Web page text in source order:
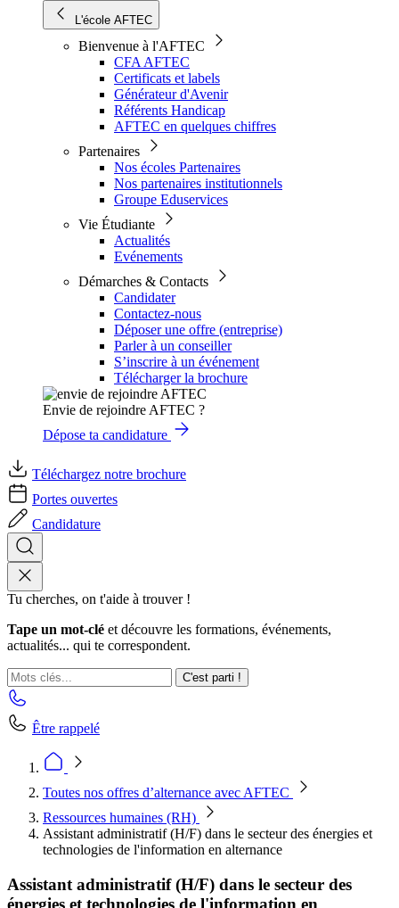
L'école AFTEC
Bienvenue à l'AFTEC
CFA AFTEC
Certificats et labels
Générateur d'Avenir
Référents Handicap
AFTEC en quelques chiffres
Partenaires
Nos écoles Partenaires
Nos partenaires institutionnels
Groupe Eduservices
Vie Étudiante
Actualités
Evénements
Démarches & Contacts
Candidater
Contactez-nous
Déposer une offre (entreprise)
Parler à un conseiller
S’inscrire à un événement
Télécharger la brochure
Envie de rejoindre AFTEC ?
Dépose ta candidature
Téléchargez notre brochure
Portes ouvertes
Candidature
Tu cherches, on t'aide à trouver !
Tape un mot-clé et découvre les formations, événements,
actualités... qui te correspondent.
C'est parti !
Être rappelé
Toutes nos offres d’alternance avec AFTEC
Ressources humaines (RH)
Assistant administratif (H/F) dans le secteur des énergies et
technologies de l'information en alternance
Assistant administratif (H/F) dans le secteur des
énergies et technologies de l'information en